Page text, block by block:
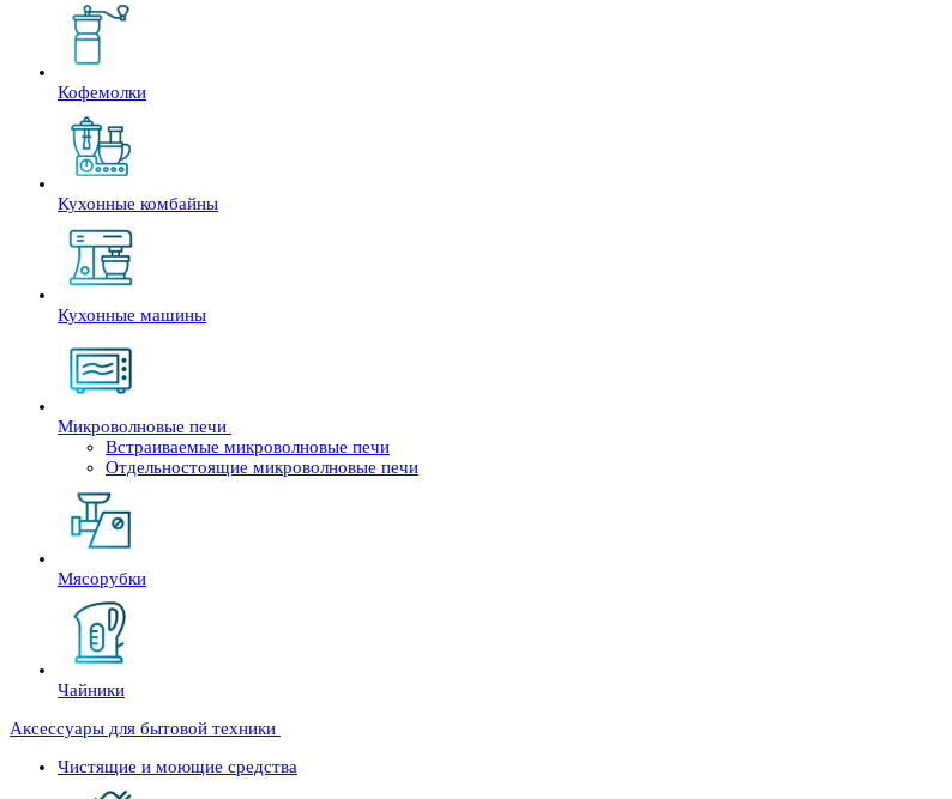
Кофемолки
Кухонные комбайны
Кухонные машины
Микроволновые печи
Встраиваемые микроволновые печи
Отдельностоящие микроволновые печи
Мясорубки
Чайники
Аксессуары для бытовой техники
Чистящие и моющие средства